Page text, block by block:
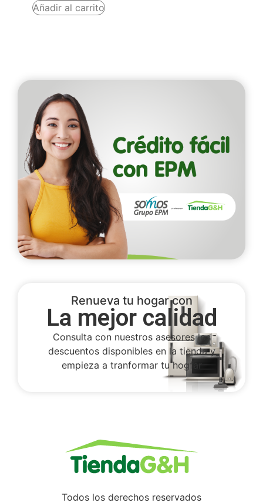
Añadir al carrito
Renueva tu hogar con
La mejor calidad
Consulta con nuestros asesores los
descuentos disponibles en la tienda y
empieza a tranformar tu hogfar
Todos los derechos reservados